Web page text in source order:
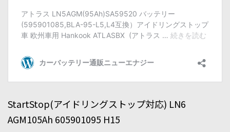
StartStop(アイドリングストップ対応) LN6
AGM105Ah 605901095 H15